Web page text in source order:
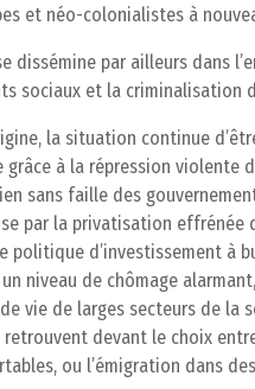
et néo-colonialistes à
dissémine par ailleurs dans
sociaux et la criminalisation
la situation continue
grâce à la répression
sans faille des
par la privatisation
politique d’investissement
niveau de chômage
vie de larges secteurs de
devant le choix
ou l’émigration dans